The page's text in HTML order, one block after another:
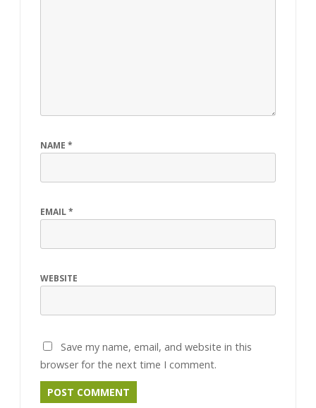
NAME *
EMAIL*
WEBSITE
Save my name, email, and website in this
browser for the next time I comment.